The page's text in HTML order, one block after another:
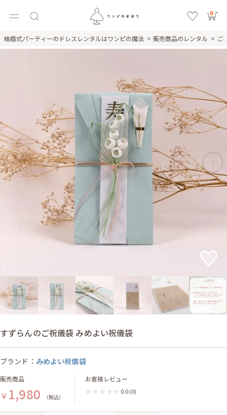
0
結婚式パーティーのドレスレンタルはワンピの魔法 販売商品のレンタル ご
すずらんのご祝儀袋 みめよい祝儀袋
ブランド： みめよい祝儀袋
販売商品
￥ 1,980 （税込）
お客様レビュー
0.0 (0)